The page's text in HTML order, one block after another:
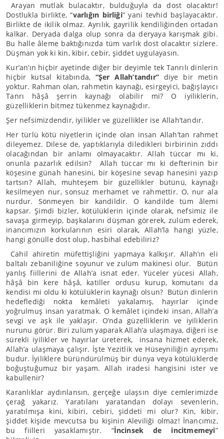
Arayan mutlak bulacaktır, bulduğuyla da dost olacaktır!
Dostlukla birlikte, “varlığın birliği” yani tevhid başlayacaktır.
Birlikte de ikilik olmaz. Ayrılık, gayrilik kendiliğinden ortadan
kalkar. Deryada dalga olup sonra da deryaya karışmak gibi.
Bu halle âleme baktığınızda tüm varlık dost olacaktır sizlere.
Düşman yok ki kin, kibir, cebir, şiddet uygulayasın.
Kur’an’ın hiçbir ayetinde diğer bir deyimle tek Tanrılı dinlerin
hiçbir kutsal kitabında, “Şer Allah’tandır” diye bir metin
yoktur. Rahman olan, rahmetin kaynağı, esirgeyici, bağışlayıcı
Tanrı hâşâ şerrin kaynağı olabilir mi? O iyiliklerin,
güzelliklerin bitmez tükenmez kaynağıdır.
Şer nefsimizdendir, iyilikler ve güzellikler ise Allah’tandır.
Her türlü kötü niyetlerin içinde olan insan Allah’tan rahmet
dileyemez. Dilese de, yaptıklarıyla diledikleri birbirinin zıddı
olacağından bir anlamı olmayacaktır. Allah tüccar mı ki,
onunla pazarlık edilsin? Allah tüccar mı ki defterinin bir
köşesine günah hanesini, bir köşesine sevap hanesini yazıp
tartsın? Allah, muhteşem bir güzellikler bütünü, kaynağı
kesilmeyen nur, sonsuz merhamet ve rahmettir. O, nur ala
nurdur. Sönmeyen bir kandildir. O kandilde tüm âlemi
kapsar. Şimdi bizler, kötülüklerin içinde olarak, nefsimiz ile
savaşa girmeyip, başkalarını düşman görerek, zulüm ederek,
inancımızın korkularının esiri olarak, Allah’la hangi yüzle,
hangi gönülle dost olup, hasbihal edebiliriz?
Cahil ahiretin müfettişliğini yapmaya kalkışır. Allah’ın eli
baltalı zebaniliğine soyunur ve zulüm makinesi olur. Bütün
yanlış fiillerini de Allah’a isnat eder. Yüceler yücesi Allah,
hâşâ bin kere hâşâ, katiller ordusu kurup, komutanı da
kendisi mi oldu ki kötülüklerin kaynağı olsun? Bütün dinlerin
hedeflediği nokta kemâleti yakalamış, hayırlar içinde
yoğrulmuş insan yaratmak. O kemâlet içindeki insan, Allah’a
sevgi ve aşk ile yaklaşır. O’nda güzelliklerin ve iyiliklerin
nurunu görür. Biri zulüm yaparak Allah’a ulaşmaya, diğeri ise
sürekli iyilikler ve hayırlar üreterek, insana hizmet ederek,
Allah’a ulaşmaya çalışır. İşte Yezitlik ve Hüseyniliğin ayrışımı
budur. İyiliklere büründürülmüş bir dünya veya kötülüklerde
boğuştuğumuz bir yaşam. Allah iradesi hangisini ister ve
kabullenir?
Karanlıklar aydınlansın, gerçeğe ulaşsın diye cemlerimizde
çerağ yakarız. Yaratılanı yaratandan dolayı sevenlerin,
yaratılmışa kini, kibiri, cebiri, şiddeti mi olur? Kin, kibir,
şiddet kişide mevcutsa bu kişinin Aleviliği olmaz! İnancımız,
bu fiilleri yasaklamıştır. “İncinsek de incitmemeyi”